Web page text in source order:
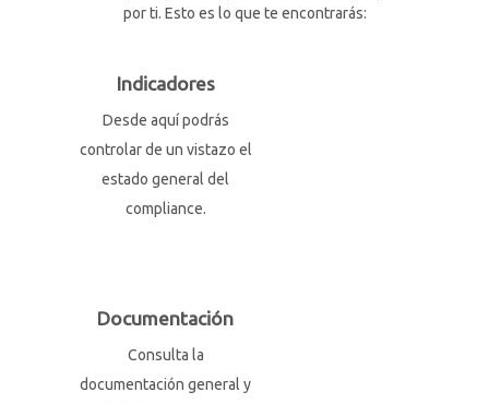
por ti. Esto es lo que te encontrarás:
Indicadores
Desde aquí podrás
controlar de un vistazo el
estado general del
compliance.
Documentación
Consulta la
documentación general y